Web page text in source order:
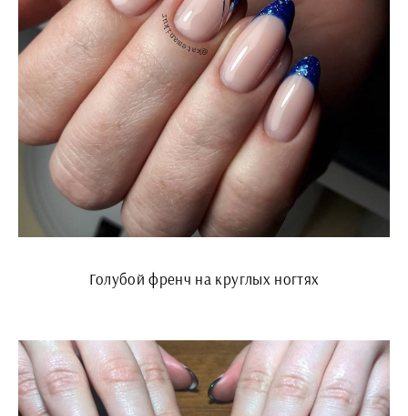
Голубой френч на круглых ногтях